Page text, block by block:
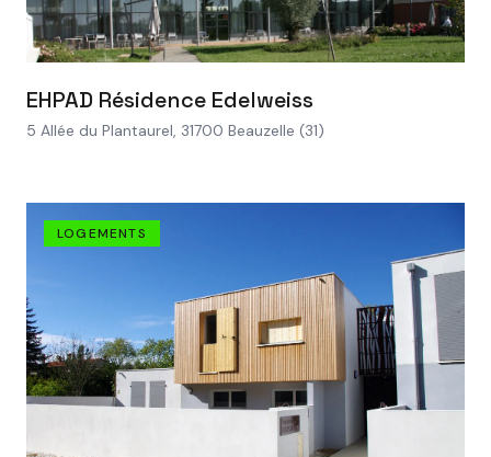
VOIR LE PROJET
EHPAD Résidence Edelweiss
5 Allée du Plantaurel, 31700 Beauzelle (31)
LOGEMENTS